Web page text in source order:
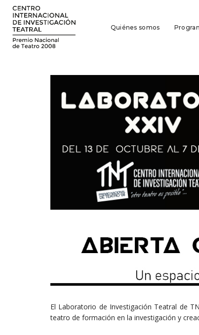
Quiénes somos
El Laboratorio de Investigación Teatral de
teatro de formación en la investigación y